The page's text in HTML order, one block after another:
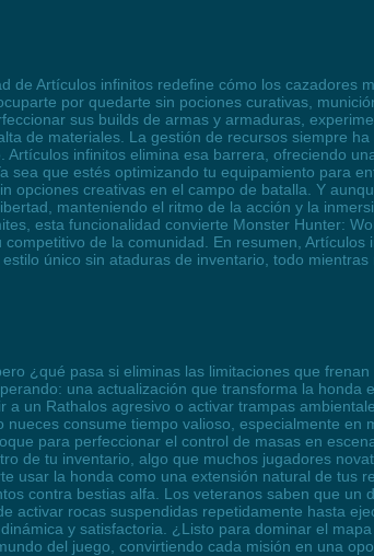
de Artículos infinitos redefine cómo los cazadores
por quedarte sin pociones curativas,
sus builds de armas y armaduras,
de materiales. La gestión de recursos siempre
infinitos elimina esa barrera, ofreciendo
que estés optimizando tu equipamiento para
opciones creativas en el campo de batalla. Y
manteniendo el ritmo de la acción y la
esta funcionalidad convierte Monster Hunter:
de la comunidad. En resumen, Artículos
único sin ataduras de inventario, todo mientras
¿qué pasa si eliminas las limitaciones que frenan
una actualización que transforma la honda
un Rathalos agresivo o activar trampas
consume tiempo valioso, especialmente en
para perfeccionar el control de masas en
de tu inventario, algo que muchos jugadores
usar la honda como una extensión natural de tus
contra bestias alfa. Los veteranos saben que un
activar rocas suspendidas repetidamente hasta
y satisfactoria. ¿Listo para dominar el
del juego, convirtiendo cada misión en una